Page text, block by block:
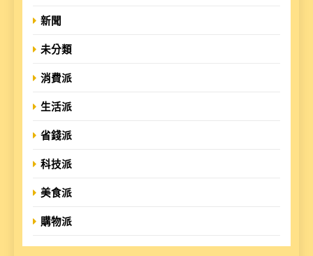
新聞
未分類
消費派
生活派
省錢派
科技派
美食派
購物派